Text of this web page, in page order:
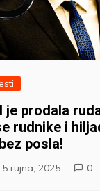
je prodala
rudnike i
posla!
5 rujna, 2025 0